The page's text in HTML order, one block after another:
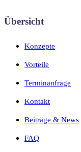
Übersicht
Konzepte
Vorteile
Terminanfrage
Kontakt
Beiträge & News
FAQ